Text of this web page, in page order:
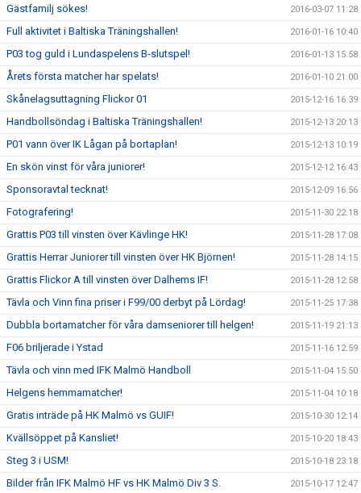
Gästfamilj sökes! 2016-03-07 11:28
Full aktivitet i Baltiska Träningshallen! 2016-01-16 10:40
P03 tog guld i Lundaspelens B-slutspel! 2016-01-13 15:58
Årets första matcher har spelats! 2016-01-10 21:00
Skånelagsuttagning Flickor 01 2015-12-16 16:39
Handbollsöndag i Baltiska Träningshallen! 2015-12-13 20:13
P01 vann över IK Lågan på bortaplan! 2015-12-13 10:19
En skön vinst för våra juniorer! 2015-12-12 16:43
Sponsoravtal tecknat! 2015-12-09 16:56
Fotografering! 2015-11-30 22:18
Grattis P03 till vinsten över Kävlinge HK! 2015-11-28 17:08
Grattis Herrar Juniorer till vinsten över HK Björnen! 2015-11-28 14:15
Grattis Flickor A till vinsten över Dalhems IF! 2015-11-28 12:58
Tävla och Vinn fina priser i F99/00 derbyt på Lördag! 2015-11-25 17:38
Dubbla bortamatcher för våra damseniorer till helgen! 2015-11-19 21:13
F06 briljerade i Ystad 2015-11-16 12:59
Tävla och vinn med IFK Malmö Handboll 2015-11-04 15:50
Helgens hemmamatcher! 2015-11-04 10:18
Gratis inträde på HK Malmö vs GUIF! 2015-10-30 12:14
Kvällsöppet på Kansliet! 2015-10-20 18:43
Steg 3 i USM! 2015-10-18 23:18
Bilder från IFK Malmö HF vs HK Malmö Div 3 S. 2015-10-17 12:47